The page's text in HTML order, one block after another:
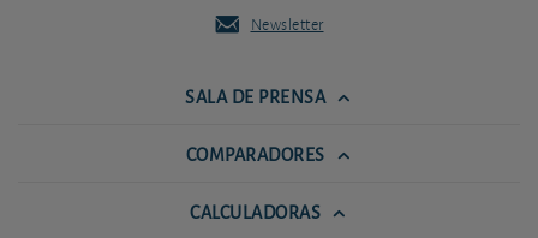
Newsletter
SALA DE PRENSA
COMPARADORES
CALCULADORAS